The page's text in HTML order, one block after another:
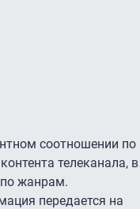
соотношении по
телеканала, в
по жанрам.
передается на